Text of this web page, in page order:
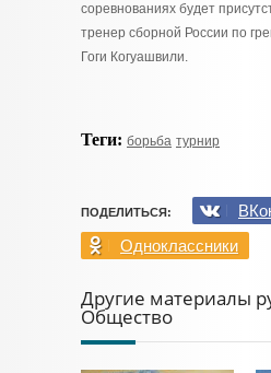
соревнованиях будет
тренер сборной России по
Гоги Когуашвили.
Теги: борьба турнир
ПОДЕЛИТЬСЯ:
Одноклассники
Другие материалы
Общество